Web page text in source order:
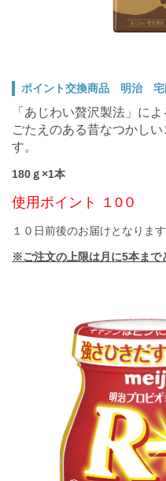
ポイント交換商品 明治 宅
「あじわい贅沢製法」に
ごたえのある昔なつかし
す。
180ｇ×1本
使用ポイント １0０
１０日前後のお届けとなります
※ご注文の上限は月に5本まで